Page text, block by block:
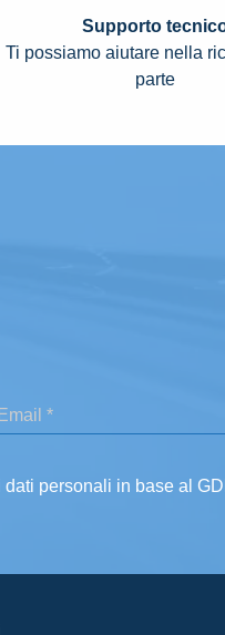
Supporto
Ti possiamo aiutare nella
parte
personali in base al